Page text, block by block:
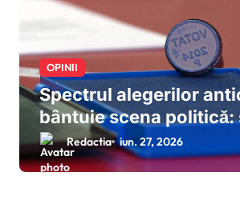
OPINII
Spectrul alegerilor
bântuie scena politică:
deblocării crizei prin
Parlamentului prinde
Redactia iun. 27, 2026